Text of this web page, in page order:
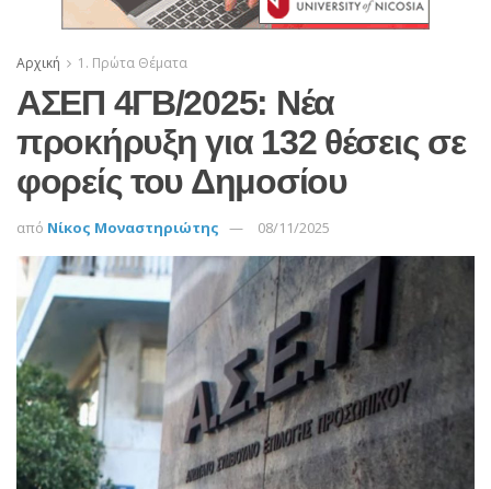
Αρχική 1. Πρώτα Θέματα
ΑΣΕΠ 4ΓΒ/2025: Νέα
προκήρυξη για 132 θέσεις σε
φορείς του Δημοσίου
από Νίκος Μοναστηριώτης 08/11/2025